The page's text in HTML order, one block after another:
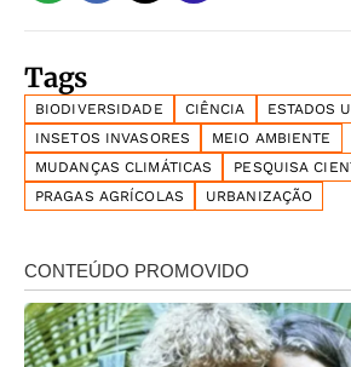
Tags
BIODIVERSIDADE CIÊNCIA
ESTADOS
INSETOS INVASORES
MEIO AMBIENTE
MUDANÇAS CLIMÁTICAS
PESQUISA
PRAGAS AGRÍCOLAS
URBANIZAÇÃO